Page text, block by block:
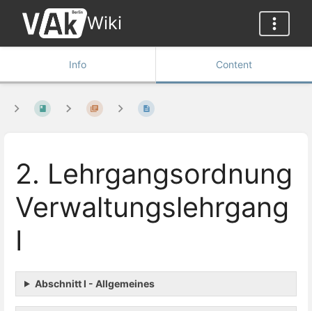
Wiki
Info Content
2. Lehrgangsordnung
Verwaltungslehrgang
I
Abschnitt I - Allgemeines